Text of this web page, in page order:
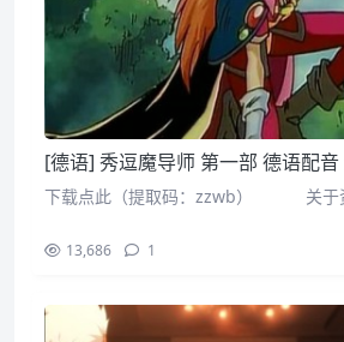
[德语] 秀逗魔导师 第一部 德语配
下载点此（提取码：zzwb） 关于
13,686 1